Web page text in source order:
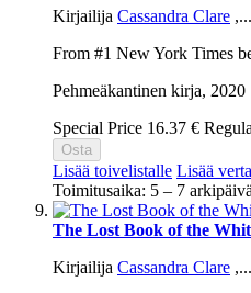
Kirjailija Cassandra Clare ,...
From #1 New York Times
Pehmeäkantinen kirja, 2020
Special Price 16.37 €
Osta
Lisää toivelistalle Lisää
Toimitusaika: 5 – 7
The Lost Book of the
Kirjailija Cassandra Clare ,...